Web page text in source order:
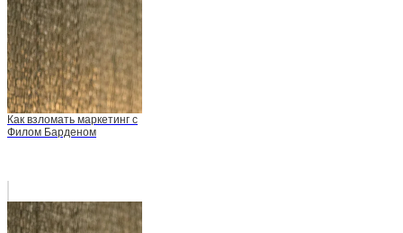
Как взломать маркетинг с
Филом Барденом